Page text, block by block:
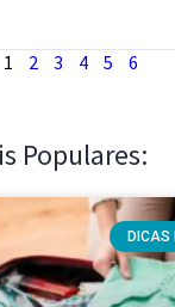
1 2 3 4 5 6
Populares:
DICAS